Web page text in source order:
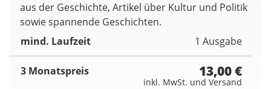
aus der Geschichte, Artikel über Kultur und Politik
sowie spannende Geschichten.
mind. Laufzeit
1 Ausgabe
3 Monatspreis 13,00 €
inkl. MwSt. und Versand